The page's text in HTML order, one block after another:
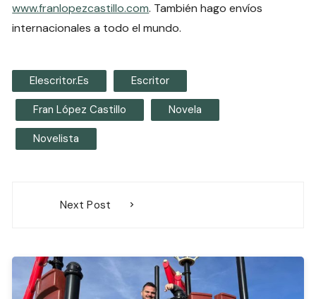
www.franlopezcastillo.com. También hago envíos
internacionales a todo el mundo.
Elescritor.es Escritor
Fran López Castillo Novela
Novelista
Next Post